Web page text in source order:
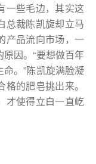
些毛边，其实这
总裁陈凯旋却立马
产品流向市场，一
因。“要想做百年
。”陈凯旋满脸凝
的肥皂挑出来。
才使得立白一直屹